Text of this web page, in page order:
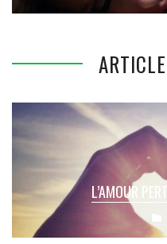
L’AMOUR